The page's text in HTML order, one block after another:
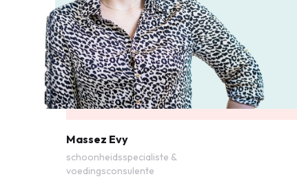
Massez Evy
schoonheidsspecialiste &
voedingsconsulente